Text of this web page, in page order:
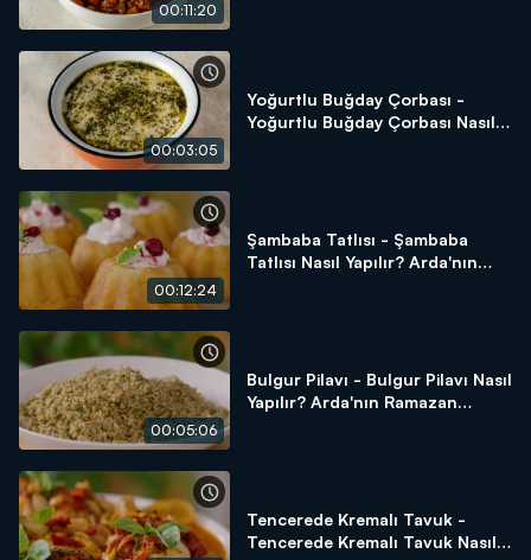
00:11:20
00:03:05
Yoğurtlu Buğday Çorbası -
Yoğurtlu Buğday Çorbası Nasıl
00:12:24
Şambaba Tatlısı - Şambaba
Tatlısı Nasıl Yapılır? Arda'nın
00:05:06
Bulgur Pilavı - Bulgur Pilavı Nasıl
Yapılır? Arda'nın Ramazan
Tencerede Kremalı Tavuk -
Tencerede Kremalı Tavuk Nasıl